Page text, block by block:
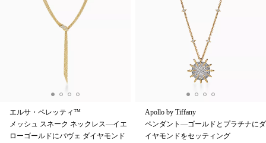
エルサ・ペレッティ™
メッシュ スネーク ネックレス—イエ
ローゴールドにパヴェ ダイヤモンド
Apollo by Tiffany
ペンダント—ゴールドとプラチナにダ
イヤモンドをセッティング